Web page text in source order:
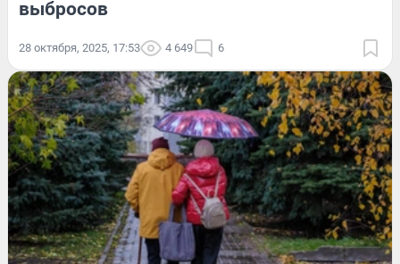
выбросов
28 октября, 2025, 17:53 4 649 6